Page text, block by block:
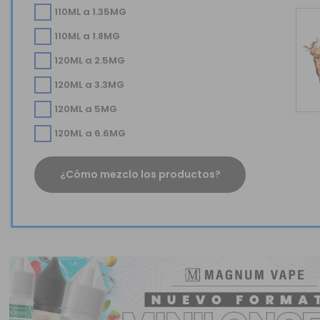
110ML a 1.35MG
110ML a 1.8MG
120ML a 2.5MG
120ML a 3.3MG
120ML a 5MG
120ML a 6.6MG
¿Cómo mezclo los productos?